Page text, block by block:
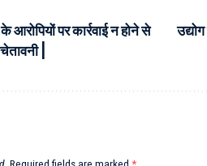
आरोपियों पर कार्रवाई न होने से
|